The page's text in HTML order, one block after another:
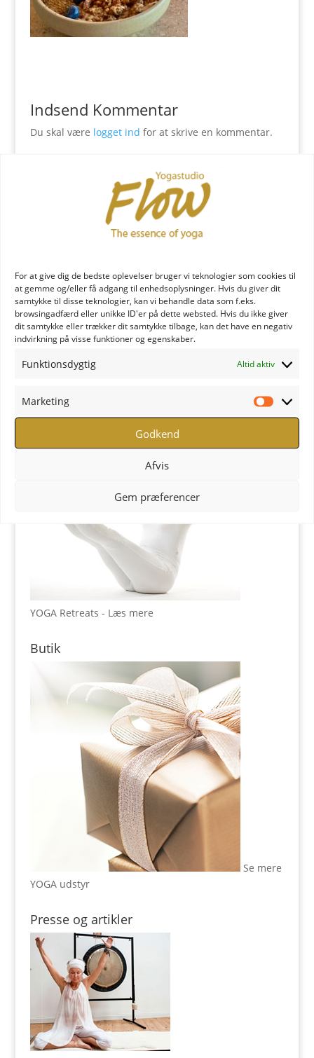
For at give dig de bedste oplevelser bruger vi teknologier som cookies til
at gemme og/eller få adgang til enhedsoplysninger. Hvis du giver dit
samtykke til disse teknologier, kan vi behandle data som f.eks.
browsingadfærd eller unikke ID'er på dette websted. Hvis du ikke giver
dit samtykke eller trækker dit samtykke tilbage, kan det have en negativ
indvirkning på visse funktioner og egenskaber.
Funktionsdygtig Altid aktiv
Marketing
Godkend
Afvis
Gem præferencer
Indsend Kommentar
Du skal være logget ind for at skrive en kommentar.
YOGA læreruddannelse
YOGA uddannelse - læs mere
YOGA Retreats - Læs mere
Butik
Se mere
YOGA udstyr
Presse og artikler